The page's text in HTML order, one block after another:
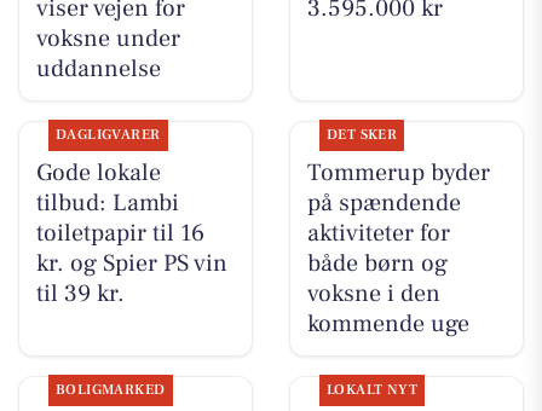
viser vejen for
voksne under
uddannelse
3.595.000 kr
DAGLIGVARER
Gode lokale
tilbud: Lambi
toiletpapir til 16
kr. og Spier PS vin
til 39 kr.
DET SKER
Tommerup byder
på spændende
aktiviteter for
både børn og
voksne i den
kommende uge
BOLIGMARKED LOKALT NYT